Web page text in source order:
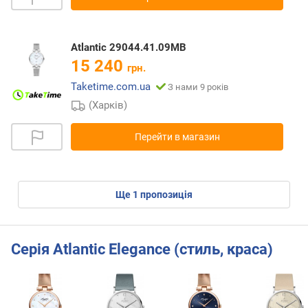
Atlantic 29044.41.09MB
15 240 грн.
Taketime.com.ua
З нами 9 років
(Харків)
Перейти в магазин
ще 1 пропозиція
Серія Atlantic Elegance (стиль, краса)